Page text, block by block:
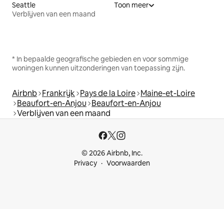
Seattle
Verblijven van een maand
Toon meer
* In bepaalde geografische gebieden en voor sommige
woningen kunnen uitzonderingen van toepassing zijn.
Airbnb Frankrijk Pays de la Loire Maine-et-Loire
Beaufort-en-Anjou Beaufort-en-Anjou
Verblijven van een maand
© 2026 Airbnb, Inc.
Privacy
Voorwaarden